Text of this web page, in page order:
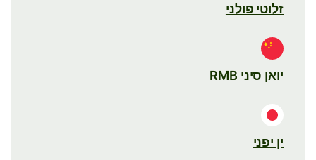
זלוטי פולני
יואן סיני RMB
ין יפני